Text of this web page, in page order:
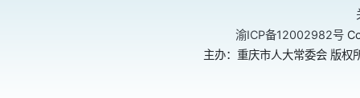
渝ICP备12002982号
主办：重庆市人大常委会 版